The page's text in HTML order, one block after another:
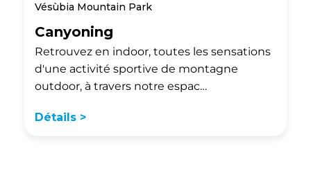
Vésùbia Mountain Park
Canyoning
Retrouvez en indoor, toutes les sensations
d'une activité sportive de montagne
outdoor, à travers notre espac…
Détails >